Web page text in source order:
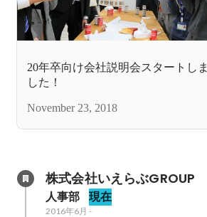
20年卒向け会社説明会スタートしま
した！
November 23, 2018
株式会社いえらぶGROUP
人事部 現在
2016年6月 -